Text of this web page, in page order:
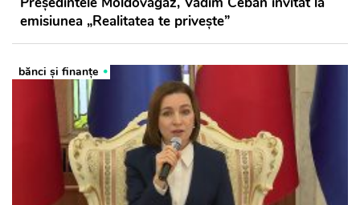
emisiunea „Realitatea te privește”
bănci şi finanţe